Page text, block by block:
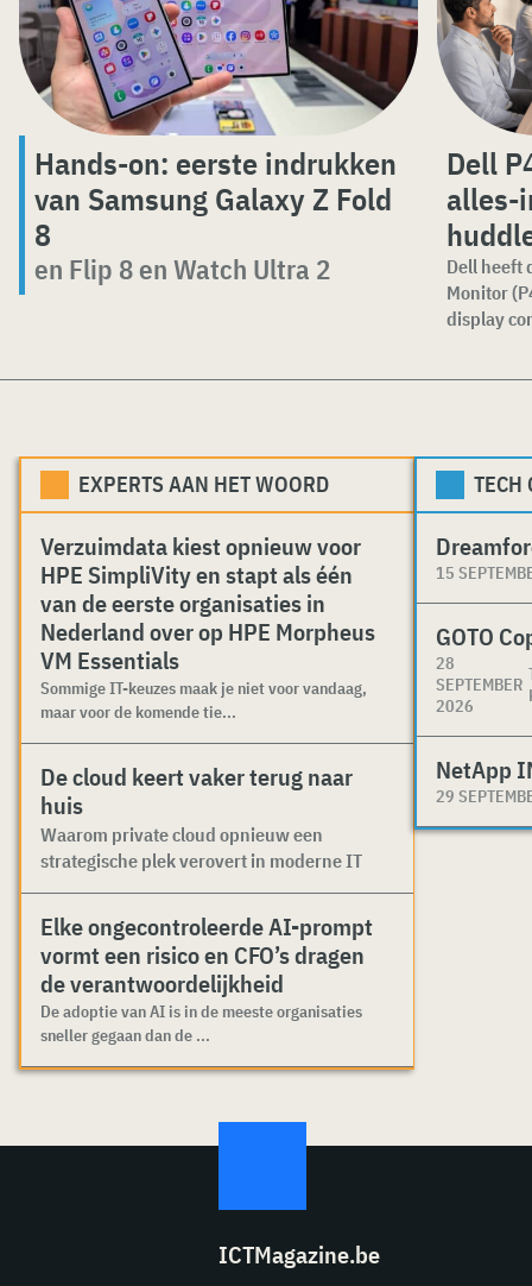
Hands-on: eerste indrukken
van Samsung Galaxy Z Fold
8
en Flip 8 en Watch Ultra 2
Dell
alles-
Dell heeft
Monitor
display
EXPERTS AAN HET WOORD
Verzuimdata kiest opnieuw voor
HPE SimpliVity en stapt als één
van de eerste organisaties in
Nederland over op HPE Morpheus
VM Essentials
Sommige IT-keuzes maak je niet voor vandaag,
maar voor de komende tie...
De cloud keert vaker terug naar
huis
Waarom private cloud opnieuw een
strategische plek verovert in moderne IT
Elke ongecontroleerde AI-prompt
vormt een risico en CFO’s dragen
de verantwoordelijkheid
De adoptie van AI is in de meeste organisaties
sneller gegaan dan de ...
TECH
15
GOTO
28
SEPTEMBER
2026
NetApp
29
ICTMagazine.be